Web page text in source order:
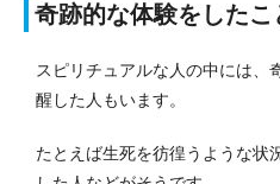
奇跡的な体験をしたこ
スピリチュアルな人の中には、
醒した人もいます。
たとえば生死を彷徨うような状